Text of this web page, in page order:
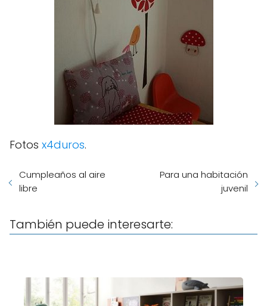
Fotos x4duros.
Cumpleaños al aire
libre
Para una habitación
juvenil
También puede interesarte: